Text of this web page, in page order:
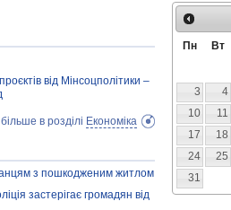
від Мінсоцполітики –
в розділі Економіка
з пошкодженим житлом
застерігає громадян від
Пн Вт
3
4
10
11
17
18
24
25
31